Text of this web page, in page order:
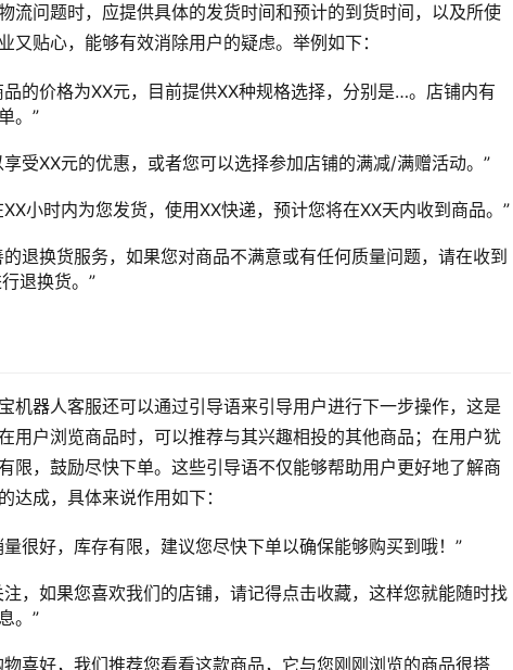
流问题时，应提供具体的发货时间和预计的到货时间，以及所使
又贴心，能够有效消除用户的疑虑。举例如下：
品的价格为XX元，目前提供XX种规格选择，分别是…。店铺内有
。”
享受XX元的优惠，或者您可以选择参加店铺的满减/满赠活动。”
XX小时内为您发货，使用XX快递，预计您将在XX天内收到商品。”
的退换货服务，如果您对商品不满意或有任何质量问题，请在收到
退换货。”
机器人客服还可以通过引导语来引导用户进行下一步操作，这是
用户浏览商品时，可以推荐与其兴趣相投的其他商品；在用户犹
限，鼓励尽快下单。这些引导语不仅能够帮助用户更好地了解商
达成，具体来说作用如下：
量很好，库存有限，建议您尽快下单以确保能够购买到哦！”
注，如果您喜欢我们的店铺，请记得点击收藏，这样您就能随时找
。”
物喜好，我们推荐您看看这款商品，它与您刚刚浏览的商品很搭